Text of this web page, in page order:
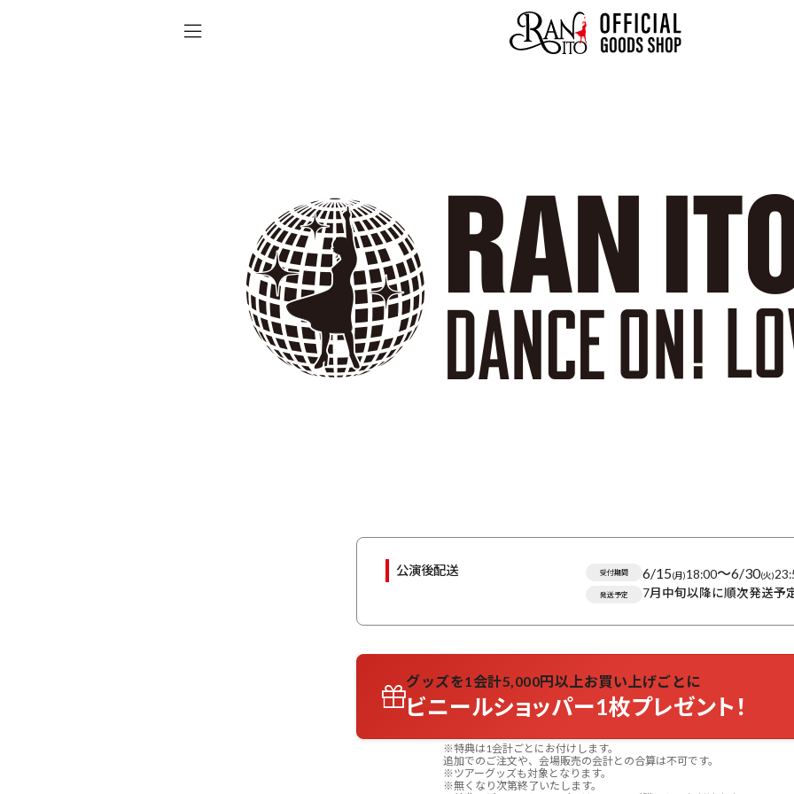
公演後配送 受付期間 6/15(月)18:00〜6/30(火)
発送予定 7月中旬以降に順次発送予
グッズを1会計5,000円以上お買い上げごとに
ビニールショッパー1枚プレゼント！
※特典は1会計ごとにお付けします。
追加でのご注文や、会場販売の会計との合算は不可です。
※ツアーグッズも対象となります。
※無くなり次第終了いたします。